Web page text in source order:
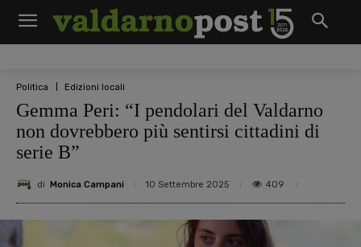
Politica Edizioni locali
Gemma Peri: “I pendolari del Valdarno
non dovrebbero più sentirsi cittadini di
serie B”
di Monica Campani 10 Settembre 2025 409